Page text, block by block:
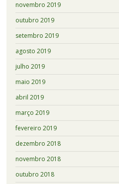
novembro 2019
outubro 2019
setembro 2019
agosto 2019
julho 2019
maio 2019
abril 2019
março 2019
fevereiro 2019
dezembro 2018
novembro 2018
outubro 2018